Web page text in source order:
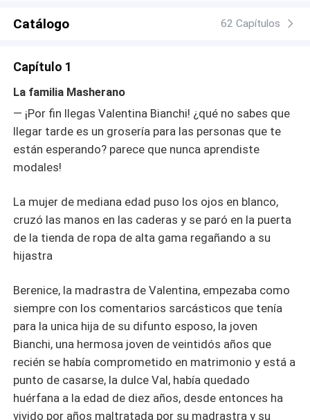
Catálogo 62 Capítulos
Capítulo 1
La familia Masherano
— ¡Por fin llegas Valentina Bianchi! ¿qué no sabes que
llegar tarde es un grosería para las personas que te
están esperando? parece que nunca aprendiste
modales!
La mujer de mediana edad puso los ojos en blanco,
cruzó las manos en las caderas y se paró en la puerta
de la tienda de ropa de alta gama regañando a su
hijastra
Berenice, la madrastra de Valentina, empezaba como
siempre con los comentarios sarcásticos que tenía
para la unica hija de su difunto esposo, la joven
Bianchi, una hermosa joven de veintidós años que
recién se había comprometido en matrimonio y está a
punto de casarse, la dulce Val, había quedado
huérfana a la edad de diez años, desde entonces ha
vivido por años maltratada por su madrastra y su